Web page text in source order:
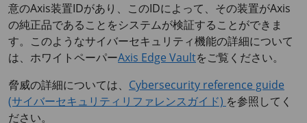
意のAxis装置IDがあり、このIDによって、その装置がAxis
の純正品であることをシステムが検証することができま
す。このようなサイバーセキュリティ機能の詳細について
は、ホワイトペーパーAxis Edge Vaultをご覧ください。
脅威の詳細については、 Cybersecurity reference guide
(サイバーセキュリティリファレンスガイド) を参照してく
ださい。